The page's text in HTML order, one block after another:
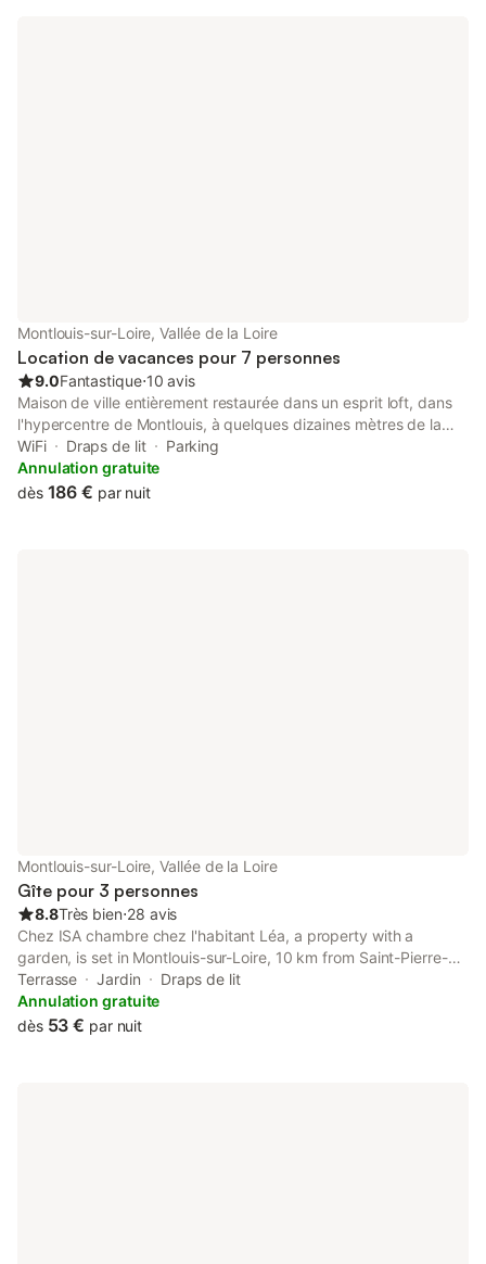
Montlouis-sur-Loire, Vallée de la Loire
Location de vacances pour 7 personnes
9.0Fantastique⋅10 avis
Maison de ville entièrement restaurée dans un esprit loft, dans
l'hypercentre de Montlouis, à quelques dizaines mètres de la
Loire, et avec tous les commerces à proximité. Sur 3 niveaux,
cette maison est idéale pour découvrir -en couple ou en famille-
la vallée de la Loire et ses Châteaux, profiter de balades à pied
WiFi Draps de lit
Parking
Annulation gratuite
dès 186 € par nuit
Montlouis-sur-Loire, Vallée de la Loire
Gîte pour 3 personnes
8.8Très bien⋅28 avis
Chez ISA chambre chez l'habitant Léa, a property with a
garden, is set in Montlouis-sur-Loire, 10 km from Saint-Pierre-
des-Corps Train Station, 12 km from Vinci International
Congress Center, as well as 12 km from Tours Train Station.
Terrasse Jardin
Draps de lit
Annulation gratuite
dès 53 € par nuit